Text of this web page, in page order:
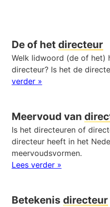
De of het directeur
Welk lidwoord (de of het)
directeur? Is het de
verder »
Meervoud van
Is het directeuren of
directeur heeft in het
meervoudsvormen.
Lees verder »
Betekenis directeur